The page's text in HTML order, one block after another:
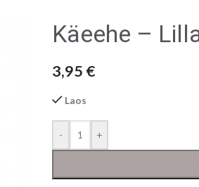
Käeehe –
3,95 €
Laos
- +